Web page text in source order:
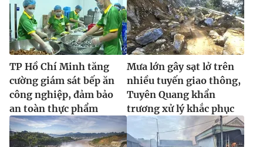
TP Hồ Chí Minh tăng
cường giám sát bếp ăn
công nghiệp, đảm bảo
an toàn thực phẩm
Mưa lớn gây sạt lở trên
nhiều tuyến giao thông,
Tuyên Quang khẩn
trương xử lý khắc phục